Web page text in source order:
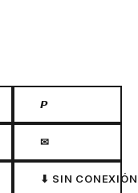
𝙋
✉
⬇ SIN CONEXIÓN